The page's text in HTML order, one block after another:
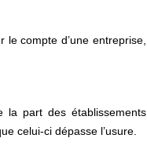
compte d’une entreprise,
la part des établissements
celui-ci dépasse l’usure.